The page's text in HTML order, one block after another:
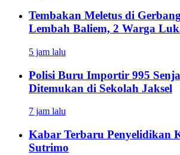
Tembakan Meletus di
Lembah Baliem, 2 Warga
5 jam lalu
Polisi Buru Importir 995
Ditemukan di Sekolah Jaksel
7 jam lalu
Kabar Terbaru Penyelidikan
Sutrimo